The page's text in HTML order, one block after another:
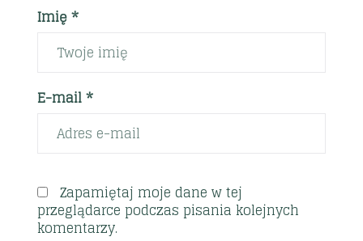
Imię *
E-mail *
Zapamiętaj moje dane w tej
przeglądarce podczas pisania kolejnych
komentarzy.